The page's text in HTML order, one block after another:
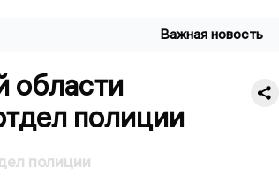
Важная новость
области
полиции
полиции